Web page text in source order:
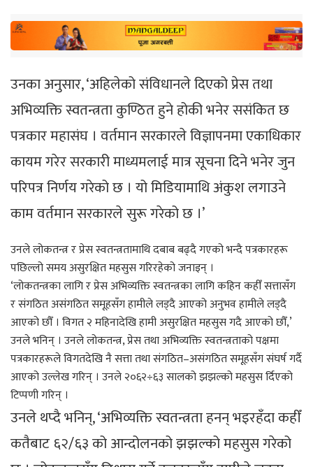
उनका अनुसार, ‘अहिलेको संविधानले दिएको प्रेस तथा
अभिव्यक्ति स्वतन्त्रता कुण्ठित हुने होकी भनेर ससंकित छ
पत्रकार महासंघ । वर्तमान सरकारले विज्ञापनमा एकाधिकार
कायम गरेर सरकारी माध्यमलाई मात्र सूचना दिने भनेर जुन
परिपत्र निर्णय गरेको छ । यो मिडियामाथि अंकुश लगाउने
काम वर्तमान सरकारले सुरू गरेको छ ।’
उनले लोकतन्त्र र प्रेस स्वतन्त्रतामाथि दबाब बढ्दै गएको भन्दै पत्रकारहरू
पछिल्लो समय असुरक्षित महसुस गरिरहेको जनाइन् ।
‘लोकतन्त्रका लागि र प्रेस अभिव्यक्ति स्वतन्त्रका लागि कहिन कहीँ सत्तासँग
र संगठित असंगठित समूहसँग हामीले लड्दै आएको अनुभव हामीले लड्दै
आएको छौँ । विगत २ महिनादेखि हामी असुरक्षित महसुस गदै आएको छौँ,’
उनले भनिन् । उनले लोकतन्त्र, प्रेस तथा अभिव्यक्ति स्वतन्त्रताको पक्षमा
पत्रकारहरूले विगतदेखि नै सत्ता तथा संगठित–असंगठित समूहसँग संघर्ष गर्दै
आएको उल्लेख गरिन् । उनले २०६२÷६३ सालको झझल्को महसुस र्दिएको
टिप्पणी गरिन् ।
उनले थप्दै भनिन्, ‘अभिव्यक्ति स्वतन्त्रता हनन् भइरहँदा कहीँ
कतैबाट ६२/६३ को आन्दोलनको झझल्को महसुस गरेको